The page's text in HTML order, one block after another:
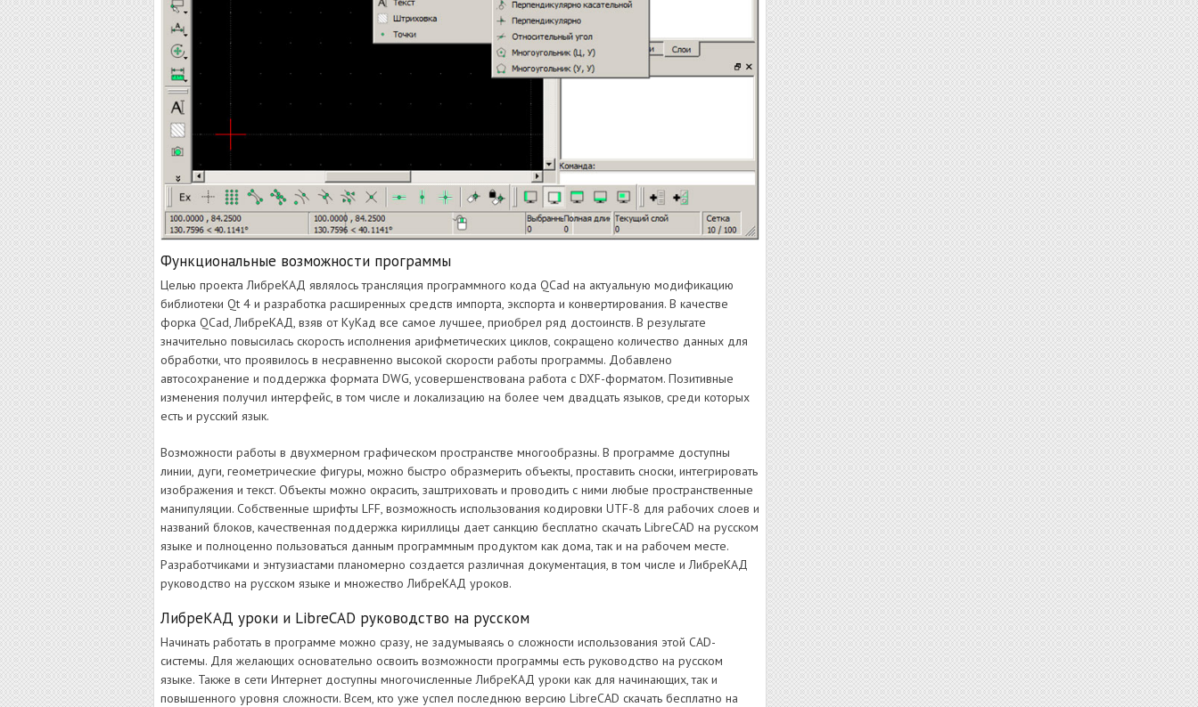
Функциональные возможности программы
Целью проекта ЛибреКАД являлось трансляция программного кода QCad на актуальную модификацию
библиотеки Qt 4 и разработка расширенных средств импорта, экспорта и конвертирования. В качестве
форка QCad, ЛибреКАД, взяв от КуКад все самое лучшее, приобрел ряд достоинств. В результате
значительно повысилась скорость исполнения арифметических циклов, сокращено количество данных для
обработки, что проявилось в несравненно высокой скорости работы программы. Добавлено
автосохранение и поддержка формата DWG, усовершенствована работа с DXF-форматом. Позитивные
изменения получил интерфейс, в том числе и локализацию на более чем двадцать языков, среди которых
есть и русский язык.
Возможности работы в двухмерном графическом пространстве многообразны. В программе доступны
линии, дуги, геометрические фигуры, можно быстро образмерить объекты, проставить сноски, интегрировать
изображения и текст. Объекты можно окрасить, заштриховать и проводить с ними любые пространственные
манипуляции. Собственные шрифты LFF, возможность использования кодировки UTF-8 для рабочих слоев и
названий блоков, качественная поддержка кириллицы дает санкцию бесплатно скачать LibreCAD на русском
языке и полноценно пользоваться данным программным продуктом как дома, так и на рабочем месте.
Разработчиками и энтузиастами планомерно создается различная документация, в том числе и ЛибреКАД
руководство на русском языке и множество ЛибреКАД уроков.
ЛибреКАД уроки и LibreCAD руководство на русском
Начинать работать в программе можно сразу, не задумываясь о сложности использования этой CAD-
системы. Для желающих основательно освоить возможности программы есть руководство на русском
языке. Также в сети Интернет доступны многочисленные ЛибреКАД уроки как для начинающих, так и
повышенного уровня сложности. Всем, кто уже успел последнюю версию LibreCAD скачать бесплатно на